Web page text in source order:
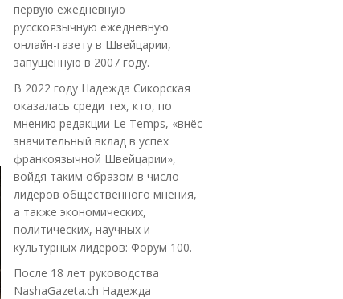
первую ежедневную
русскоязычную ежедневную
онлайн-газету в Швейцарии,
запущенную в 2007 году.
В 2022 году Надежда Сикорская
оказалась среди тех, кто, по
мнению редакции Le Temps, «внёс
значительный вклад в успех
франкоязычной Швейцарии»,
войдя таким образом в число
лидеров общественного мнения,
а также экономических,
политических, научных и
культурных лидеров: Форум 100.
После 18 лет руководства
NashaGazeta.ch Надежда